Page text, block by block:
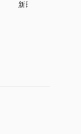
新田たつお